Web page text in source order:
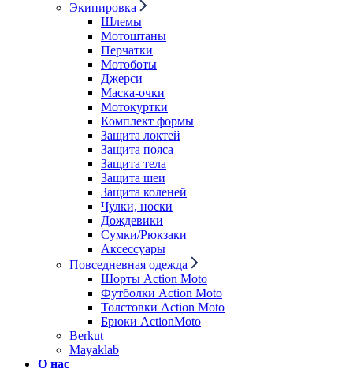
Экипировка
Шлемы
Мотоштаны
Перчатки
Мотоботы
Джерси
Маска-очки
Мотокуртки
Комплект формы
Защита локтей
Защита пояса
Защита тела
Защита шеи
Защита коленей
Чулки, носки
Дождевики
Сумки/Рюкзаки
Аксессуары
Повседневная одежда
Шорты Action Moto
Футболки Action Moto
Толстовки Action Moto
Брюки ActionMoto
Berkut
Mayaklab
О нас